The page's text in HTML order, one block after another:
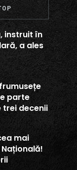
instruit în
a ales
parte
decenii
mai